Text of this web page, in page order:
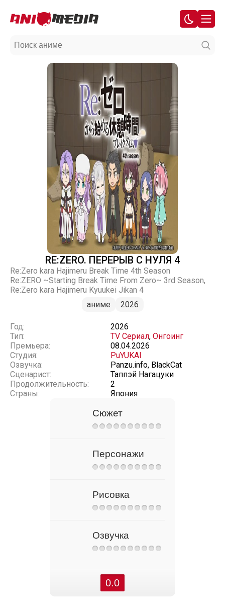
RE:ZERO. ПЕРЕРЫВ С НУЛЯ 4
Re:Zero kara Hajimeru Break Time 4th Season
Re:ZERO ~Starting Break Time From Zero~ 3rd Season,
Re:Zero kara Hajimeru Kyuukei Jikan 4
аниме
2026
Год:
2026
Тип:
TV Сериал, Онгоинг
Премьера:
08.04.2026
Студия:
PuYUKAI
Озвучка:
Panzu.info, BlackCat
Сценарист:
Таппэй Нагацуки
Продолжительность:
2
Страны:
Япония
Сюжет
Персонажи
Рисовка
Озвучка
0.0